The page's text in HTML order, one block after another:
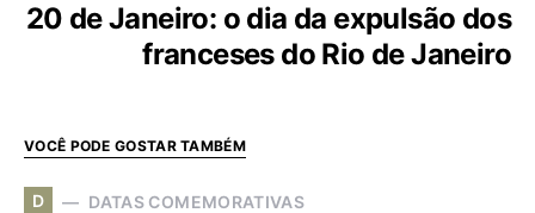
20 de Janeiro: o dia da expulsão dos
franceses do Rio de Janeiro
VOCÊ PODE GOSTAR TAMBÉM
D DATAS COMEMORATIVAS